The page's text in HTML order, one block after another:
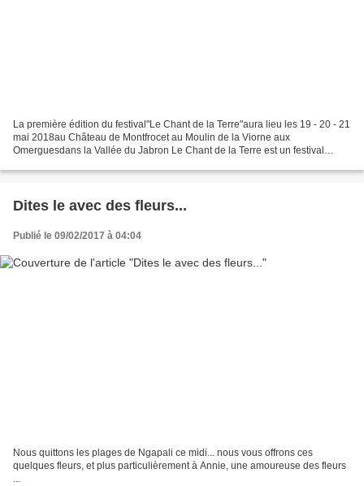
La première édition du festival"Le Chant de la Terre"aura lieu les 19 - 20 - 21
mai 2018au Château de Montfrocet au Moulin de la Viorne aux
Omerguesdans la Vallée du Jabron Le Chant de la Terre est un festival
Dites le avec des fleurs...
Publié le 09/02/2017 à 04:04
Nous quittons les plages de Ngapali ce midi... nous vous offrons ces
quelques fleurs, et plus particulièrement à Annie, une amoureuse des fleurs
...